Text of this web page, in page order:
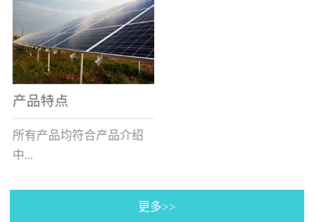
孔同心；熔断器装入箱体
后，熔断器支架壳外表皮
8项，其中发明专利2项，
实用新型专利6项。目前低
压事业部拿到三项专利。
产品特点
所有产品均符合产品介绍
中...
的时间-电流特性曲线。给
更多>>